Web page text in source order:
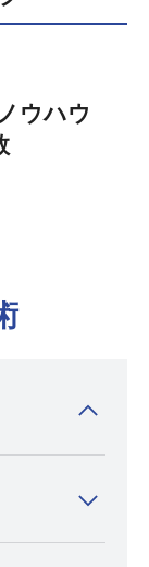
ウハウ
電加工
、プレミ